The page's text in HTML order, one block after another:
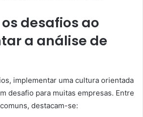
desafios ao
a análise de
implementar uma cultura orientada
desafio para muitas empresas. Entre
destacam-se: